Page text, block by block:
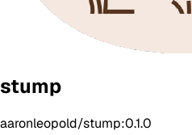
stump
aaronleopold/stump:0.1.0